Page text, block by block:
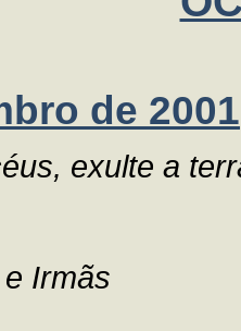
de 2001
exulte a
Irmãs